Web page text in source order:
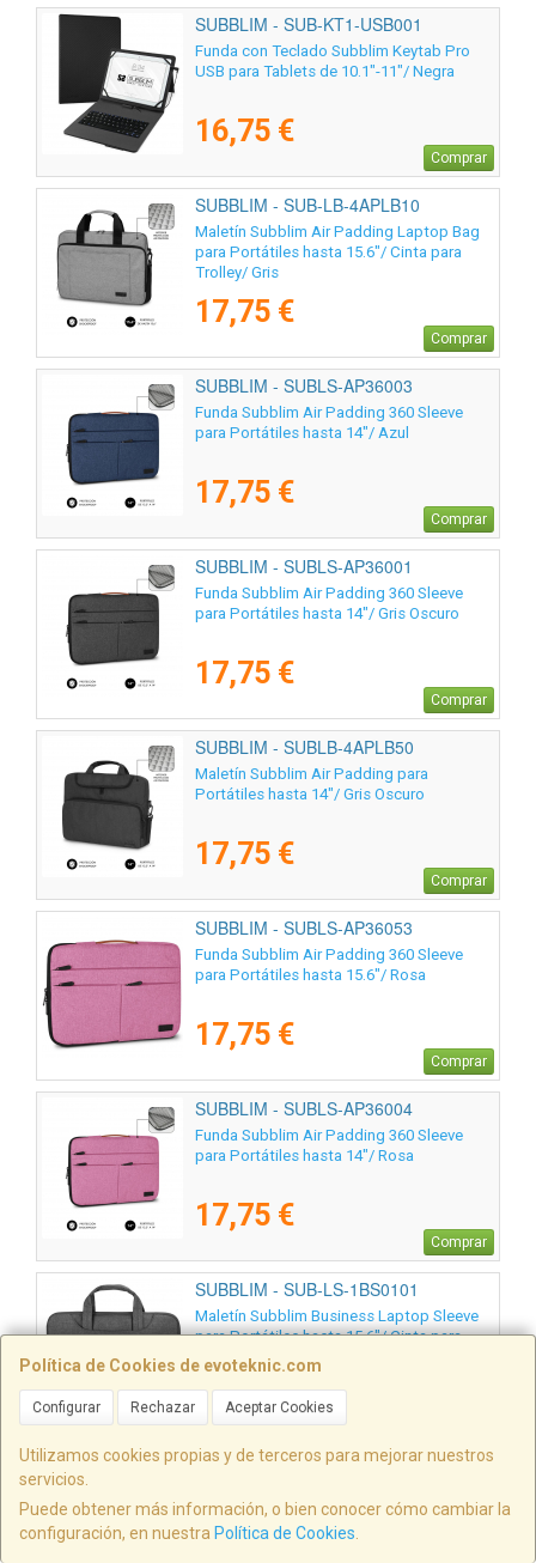
SUBBLIM - SUB-KT1-USB001
Funda con Teclado Subblim Keytab Pro
USB para Tablets de 10.1"-11"/ Negra
16,75 €
Comprar
SUBBLIM - SUB-LB-4APLB10
Maletín Subblim Air Padding Laptop Bag
para Portátiles hasta 15.6"/ Cinta para
Trolley/ Gris
17,75 €
Comprar
SUBBLIM - SUBLS-AP36003
Funda Subblim Air Padding 360 Sleeve
para Portátiles hasta 14"/ Azul
17,75 €
Comprar
SUBBLIM - SUBLS-AP36001
Funda Subblim Air Padding 360 Sleeve
para Portátiles hasta 14"/ Gris Oscuro
17,75 €
Comprar
SUBBLIM - SUBLB-4APLB50
Maletín Subblim Air Padding para
Portátiles hasta 14"/ Gris Oscuro
17,75 €
Comprar
SUBBLIM - SUBLS-AP36053
Funda Subblim Air Padding 360 Sleeve
para Portátiles hasta 15.6"/ Rosa
17,75 €
Comprar
SUBBLIM - SUBLS-AP36004
Funda Subblim Air Padding 360 Sleeve
para Portátiles hasta 14"/ Rosa
17,75 €
Comprar
SUBBLIM - SUB-LS-1BS0101
Maletín Subblim Business Laptop Sleeve
para Portátiles hasta 15.6"/ Cinta para
Trolley/ Gris
17,75 €
SUBBLIM - SUBLS-AP36050
para Portátiles hasta 15.6"/ Gris Oscuro
Política de Cookies de evoteknic.com
Configurar Rechazar Aceptar Cookies
Utilizamos cookies propias y de terceros para mejorar nuestros
servicios.
Puede obtener más información, o bien conocer cómo cambiar la
configuración, en nuestra Política de Cookies